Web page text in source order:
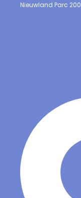
Nieuwland Parc 200